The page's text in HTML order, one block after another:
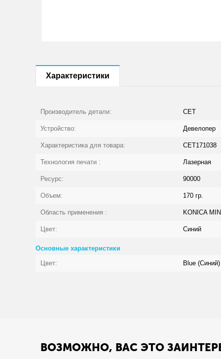
Характеристики
Производитель детали: CET
Устройство: Девелопер
Характеристика для товара: CET171038
Технология печати : Лазерная
Ресурс: 90000
Объем: 170 гр.
Область применения : KONICA
Цвет: Синий
Основные характеристики
Цвет:
Вlue (Синий)
ВОЗМОЖНО, ВАС ЭТО